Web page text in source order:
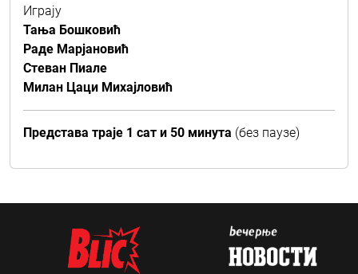
Играју
Тања Бошковић
Раде Марјановић
Стеван Пиале
Милан Цаци Михајловић
Представа траје 1 сат и 50 минута (без паузе)